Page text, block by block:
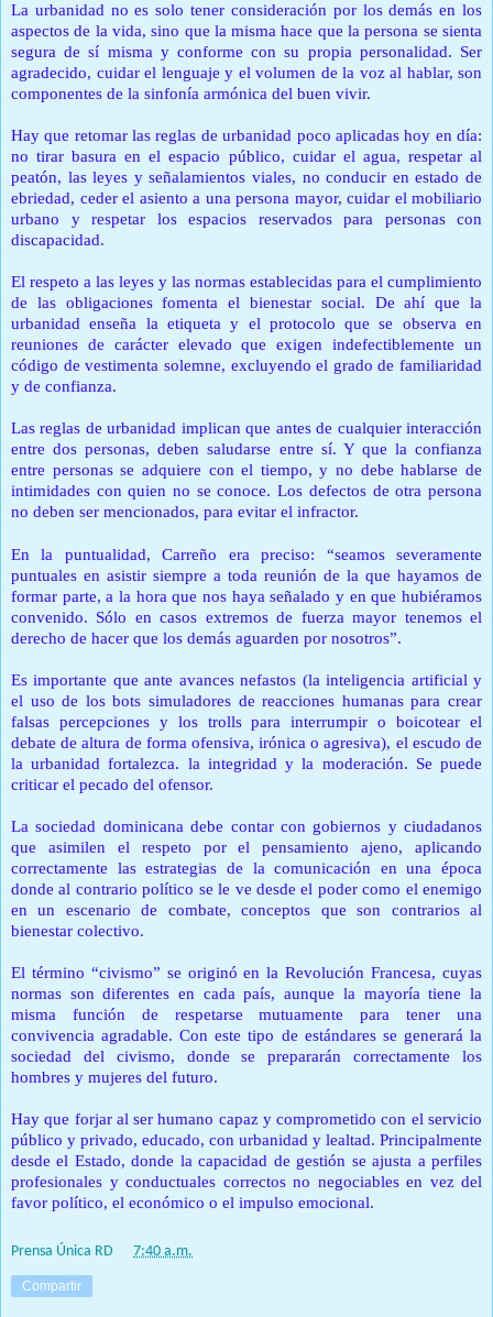
La urbanidad no es solo tener consideración por los demás en los
aspectos de la vida, sino que la misma hace que la persona se sienta
segura de sí misma y conforme con su propia personalidad. Ser
agradecido, cuidar el lenguaje y el volumen de la voz al hablar, son
componentes de la sinfonía armónica del buen vivir.
Hay que retomar las reglas de urbanidad poco aplicadas hoy en día:
no tirar basura en el espacio público, cuidar el agua, respetar al
peatón, las leyes y señalamientos viales, no conducir en estado de
ebriedad, ceder el asiento a una persona mayor, cuidar el mobiliario
urbano y respetar los espacios reservados para personas con
discapacidad.
El respeto a las leyes y las normas establecidas para el cumplimiento
de las obligaciones fomenta el bienestar social. De ahí que la
urbanidad enseña la etiqueta y el protocolo que se observa en
reuniones de carácter elevado que exigen indefectiblemente un
código de vestimenta solemne, excluyendo el grado de familiaridad
y de confianza.
Las reglas de urbanidad implican que antes de cualquier interacción
entre dos personas, deben saludarse entre sí. Y que la confianza
entre personas se adquiere con el tiempo, y no debe hablarse de
intimidades con quien no se conoce.Los defectos de otra persona
no deben ser mencionados, para evitar el infractor.
En la puntualidad, Carreño era preciso: “seamos severamente
puntuales en asistir siempre a toda reunión de la que hayamos de
formar parte, a la hora que nos haya señalado y en que hubiéramos
convenido. Sólo en casos extremos de fuerza mayor tenemos el
derecho de hacer que los demás aguarden por nosotros”.
Es importante que ante avances nefastos (la inteligencia artificial y
el uso de los bots simuladores de reacciones humanas para crear
falsas percepciones y los trolls para interrumpir o boicotear el
debate de altura de forma ofensiva, irónica o agresiva), el escudo de
la urbanidad fortalezca. la integridad y la moderación. Se puede
criticar el pecado del ofensor.
La sociedad dominicana debe contar con gobiernos y ciudadanos
que asimilen el respeto por el pensamiento ajeno, aplicando
correctamente las estrategias de la comunicación en una época
donde al contrario político se le ve desde el poder como el enemigo
en un escenario de combate, conceptos que son contrarios al
bienestar colectivo.
El término “civismo” se originó en la Revolución Francesa, cuyas
normas son diferentes en cada país, aunque la mayoría tiene la
misma función de respetarse mutuamente para tener una
convivencia agradable.Con este tipo de estándares se generará la
sociedad del civismo, donde se prepararán correctamente los
hombres y mujeres del futuro.
Hay que forjar al ser humano capaz y comprometido con el servicio
público y privado, educado, con urbanidad y lealtad. Principalmente
desde el Estado, donde la capacidad de gestión se ajusta a perfiles
profesionales y conductuales correctos no negociables en vez del
favor político, el económico o el impulso emocional.
Prensa Única RD 7:40 a.m.
Compartir